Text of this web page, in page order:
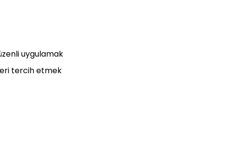
uygulamak
tercih etmek